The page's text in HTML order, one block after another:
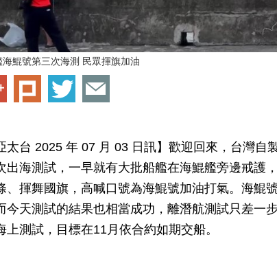
海鯤號第三次海測 民眾揮旗加油
太台 2025 年 07 月 03 日訊】歡迎回來，台灣自
出海測試，一早就有大批船艦在海鯤艦旁邊戒護
、揮舞國旗，高喊口號為海鯤號加油打氣。海鯤
今天測試的結果也相當成功，離潛航測試只差一
上測試，目標在11月依合約如期交船。